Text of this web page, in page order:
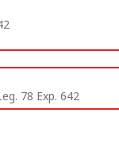
78 Exp. 642